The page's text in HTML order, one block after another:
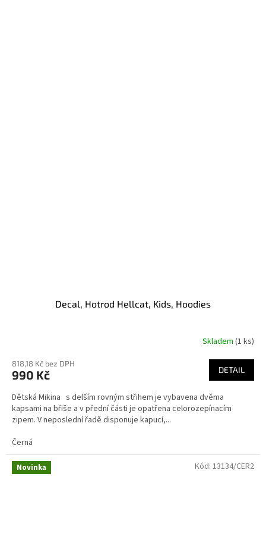
Decal, Hotrod Hellcat, Kids, Hoodies
Skladem (1 ks)
818,18 Kč bez DPH
990 Kč DETAIL
Dětská Mikina s delším rovným střihem je vybavena dvěma
kapsami na břiše a v přední části je opatřena celorozepínacím
zipem. V neposlední řadě disponuje kapucí,...
Černá
Novinka Kód: 13134/CER2